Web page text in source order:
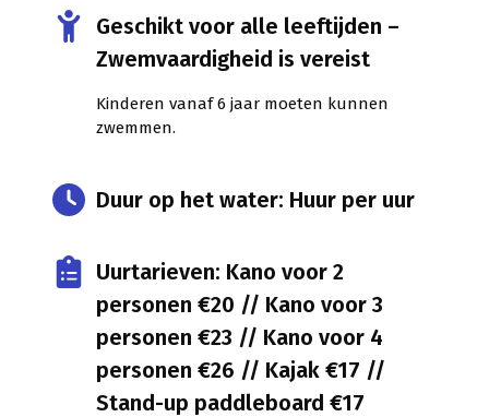
Geschikt voor alle leeftijden –
Zwemvaardigheid is vereist
Kinderen vanaf 6 jaar moeten kunnen
zwemmen.
Duur op het water: Huur per uur
Uurtarieven: Kano voor 2
personen €20 // Kano voor 3
personen €23 // Kano voor 4
personen €26 // Kajak €17 //
Stand-up paddleboard €17